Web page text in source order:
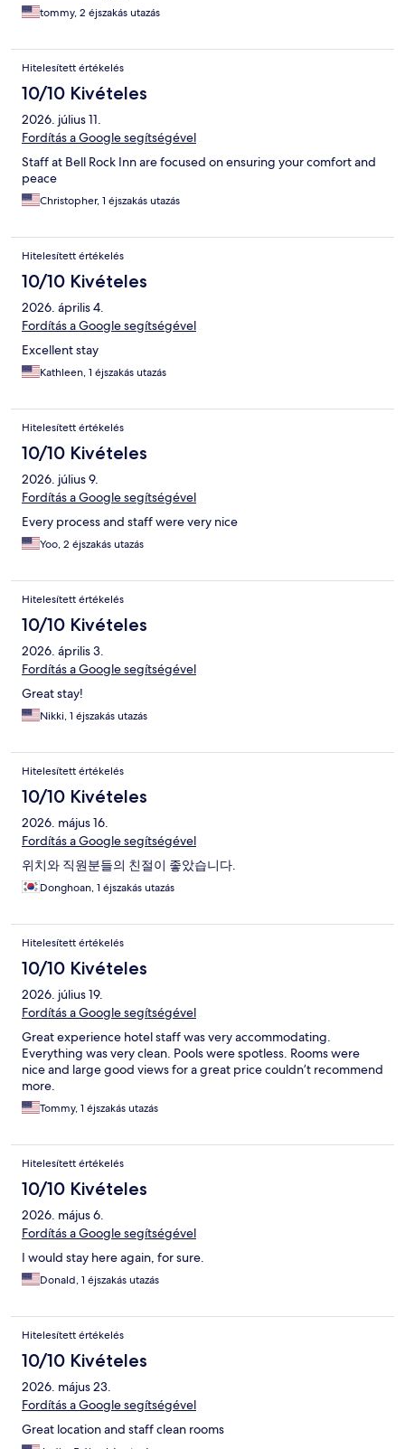
tommy, 2 éjszakás utazás
Hitelesített értékelés
10/10 Kivételes
2026. július 11.
Fordítás a Google segítségével
Staff at Bell Rock Inn are focused on ensuring your comfort and
peace
Christopher, 1 éjszakás utazás
Hitelesített értékelés
10/10 Kivételes
2026. április 4.
Fordítás a Google segítségével
Excellent stay
Kathleen, 1 éjszakás utazás
Hitelesített értékelés
10/10 Kivételes
2026. július 9.
Fordítás a Google segítségével
Every process and staff were very nice
Yoo, 2 éjszakás utazás
Hitelesített értékelés
10/10 Kivételes
2026. április 3.
Fordítás a Google segítségével
Great stay!
Nikki, 1 éjszakás utazás
Hitelesített értékelés
10/10 Kivételes
2026. május 16.
Fordítás a Google segítségével
위치와 직원분들의 친절이 좋았습니다.
Donghoan, 1 éjszakás utazás
Hitelesített értékelés
10/10 Kivételes
2026. július 19.
Fordítás a Google segítségével
Great experience hotel staff was very accommodating.
Everything was very clean. Pools were spotless. Rooms were
nice and large good views for a great price couldn’t recommend
more.
Tommy, 1 éjszakás utazás
Hitelesített értékelés
10/10 Kivételes
2026. május 6.
Fordítás a Google segítségével
I would stay here again, for sure.
Donald, 1 éjszakás utazás
Hitelesített értékelés
10/10 Kivételes
2026. május 23.
Fordítás a Google segítségével
Great location and staff clean rooms